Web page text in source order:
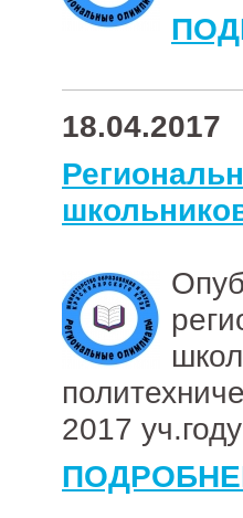
18.04.2017
2017 уч.году